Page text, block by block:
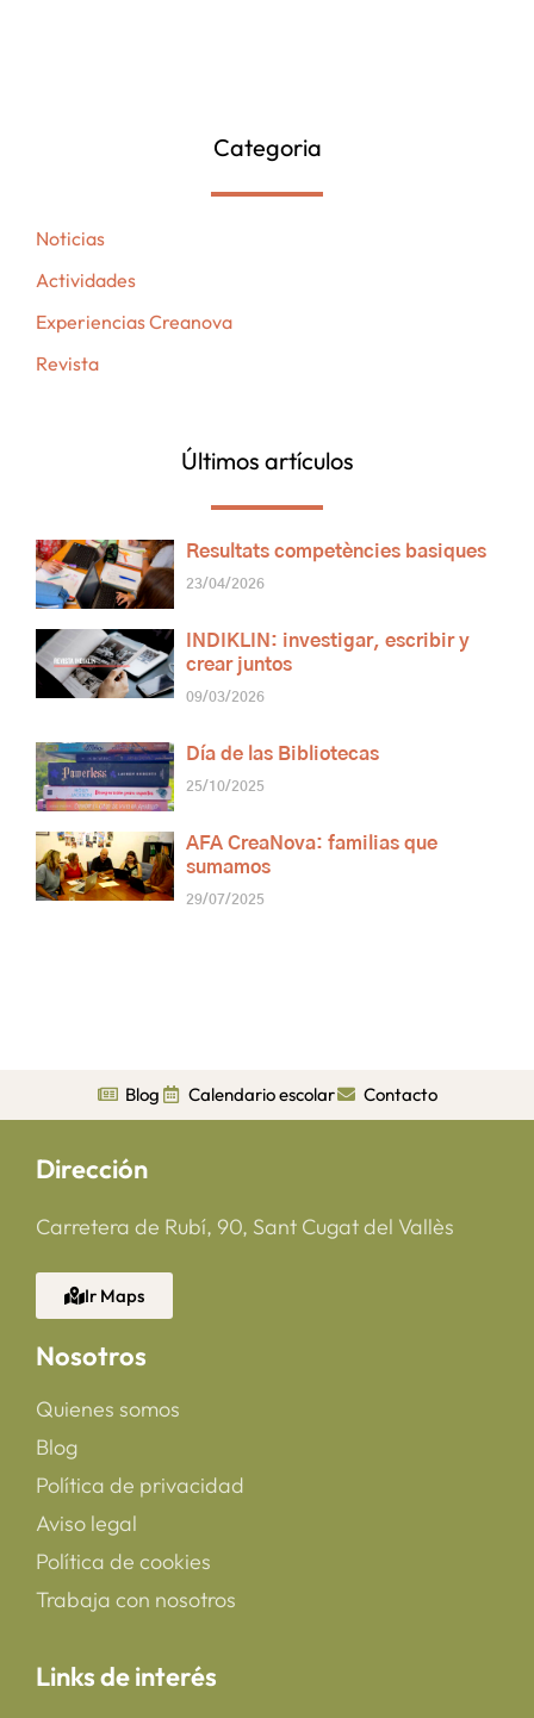
Categoria
Noticias
Actividades
Experiencias Creanova
Revista
Últimos artículos
Resultats competències basiques
23/04/2026
INDIKLIN: investigar, escribir y
crear juntos
09/03/2026
Día de las Bibliotecas
25/10/2025
AFA CreaNova: familias que
sumamos
29/07/2025
Blog Calendario escolar Contacto
Dirección
Carretera de Rubí, 90, Sant Cugat del Vallès
Ir Maps
Nosotros
Quienes somos
Blog
Política de privacidad
Aviso legal
Política de cookies
Trabaja con nosotros
Links de interés